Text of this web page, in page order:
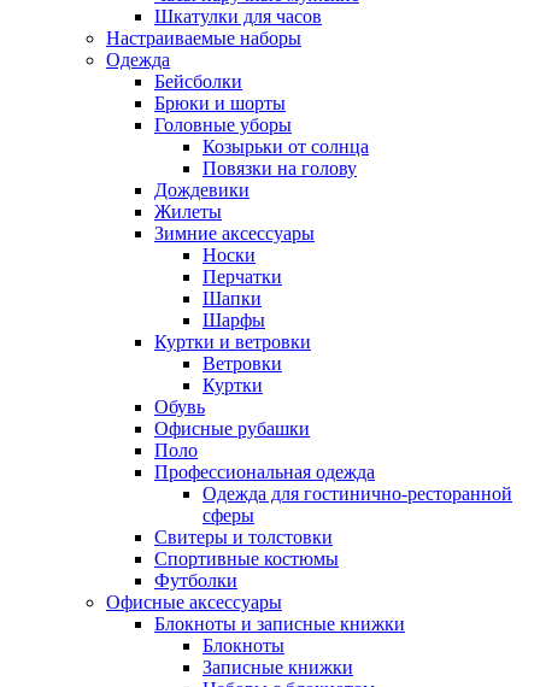
Шкатулки для часов
Настраиваемые наборы
Одежда
Бейсболки
Брюки и шорты
Головные уборы
Козырьки от солнца
Повязки на голову
Дождевики
Жилеты
Зимние аксессуары
Носки
Перчатки
Шапки
Шарфы
Куртки и ветровки
Ветровки
Куртки
Обувь
Офисные рубашки
Поло
Профессиональная одежда
Одежда для гостинично-ресторанной
сферы
Свитеры и толстовки
Спортивные костюмы
Футболки
Офисные аксессуары
Блокноты и записные книжки
Блокноты
Записные книжки